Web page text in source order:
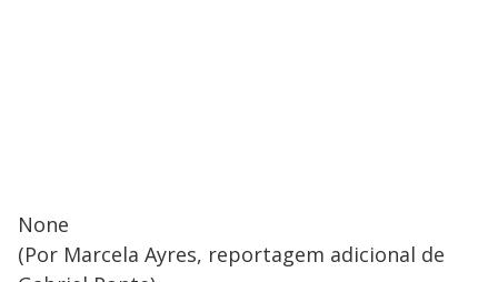
None
(Por Marcela Ayres, reportagem adicional de